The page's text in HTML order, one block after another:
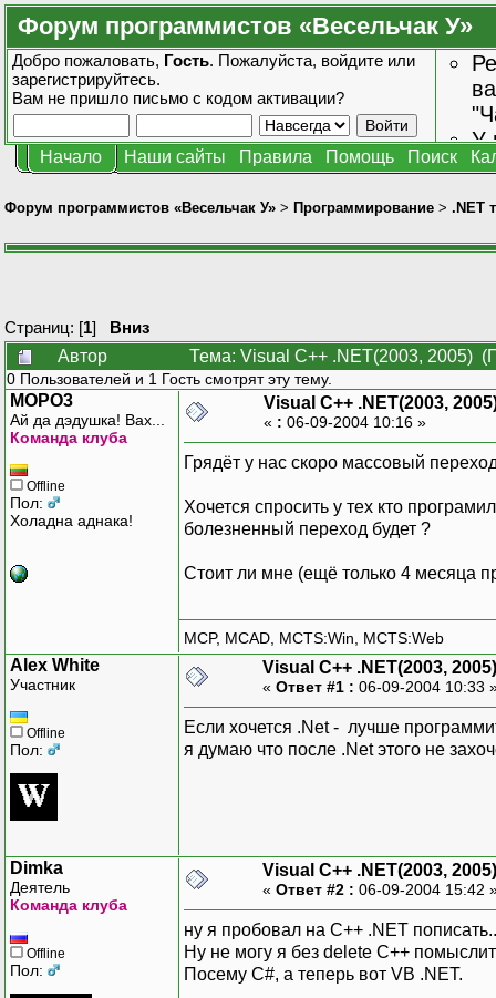
Форум программистов «Весельчак У»
Добро пожаловать, Гость. Пожалуйста, войдите или
зарегистрируйтесь.
Вам не пришло письмо с кодом активации?
У
Начало Наши сайты Правила Помощь Поиск
Форум программистов «Весельчак У» > Программирование > .NET
Страниц: [1] Вниз
Автор
Тема: Visual C++ .NET(2003, 2005)
0 Пользователей и 1 Гость смотрят эту тему.
MOPO3
Ай да дэдушка! Вах...
Команда клуба
Offline
Пол:
Холадна аднака!
Visual C++ .NET(2003,
« : 06-09-2004 10:16 »
Грядёт у нас скоро массовый
Хочется спросить у тех кто
болезненный переход будет ?
Стоит ли мне (ещё только 4 месяца
MCP, MCAD, MCTS:Win, MCTS:Web
Alex White
Участник
Offline
Пол:
Visual C++ .NET(2003, 2005)
« Ответ #1 : 06-09-2004 10:33
Если хочется .Net - лучше
я думаю что после .Net этого не
Dimka
Деятель
Команда клуба
Offline
Пол:
Visual C++ .NET(2003, 2005)
« Ответ #2 : 06-09-2004 15:42
ну я пробовал на C++ .NET
Ну не могу я без delete C++
Посему C#, а теперь вот VB .NET.